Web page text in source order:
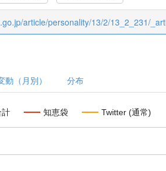
article/personality/13/2/13_2_231/
動（月別） 分布
計 知恵袋 Twitter (通常)